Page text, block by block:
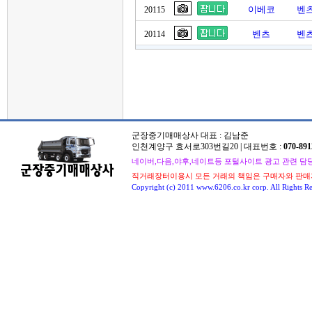
20115 이베코 벤
20114 벤츠 벤
군장중기매매상사 대표 : 김남준
인천계양구 효서로303번길20 | 대표번호 : 070-
네이버,다음,야후,네이트등 포털사이트 광고 관련 담
직거래장터이용시 모든 거래의 책임은 구매자와 판
Copyright (c) 2011 www.6206.co.kr corp. All Rights